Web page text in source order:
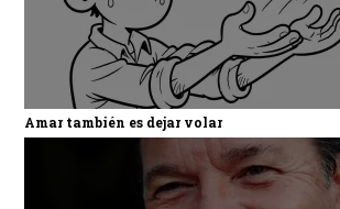
Amar también es dejar volar